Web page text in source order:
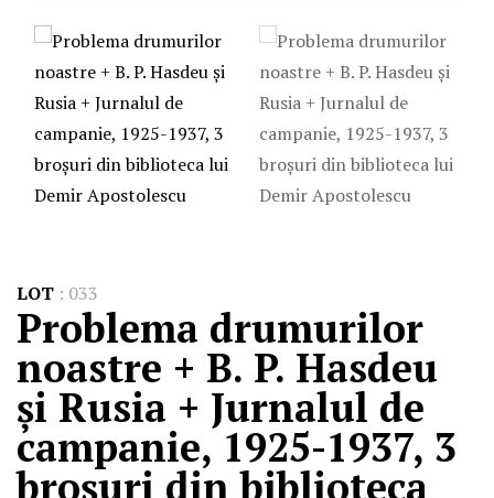
LOT : 033
Problema drumurilor
noastre + B. P. Hasdeu
și Rusia + Jurnalul de
campanie, 1925-1937, 3
broșuri din biblioteca